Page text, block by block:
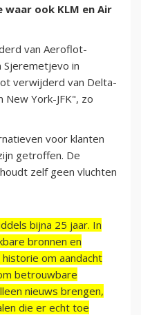
waar ook KLM en Air
van Aeroflot-
Sjeremetjevo in
verwijderd van Delta-
New York-JFK", zo
voor klanten
getroffen. De
zelf geen vluchten
bijna 25 jaar. In
bronnen en
om aandacht
betrouwbare
nieuws brengen,
die er echt toe